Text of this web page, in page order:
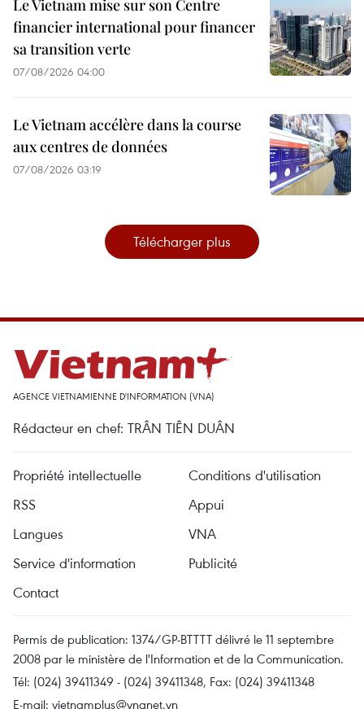
Le Vietnam mise sur son Centre
financier international pour financer
sa transition verte
07/08/2026 04:00
Le Vietnam accélère dans la course
aux centres de données
07/08/2026 03:19
Télécharger plus
AGENCE VIETNAMIENNE D'INFORMATION (VNA)
Rédacteur en chef: TRÂN TIÊN DUÂN
Propriété intellectuelle
Conditions d'utilisation
RSS
Appui
Langues
VNA
Service d'information
Publicité
Contact
Permis de publication: 1374/GP-BTTTT délivré le 11 septembre
2008 par le ministère de l'Information et de la Communication.
Tél: (024) 39411349 - (024) 39411348, Fax: (024) 39411348
E-mail: vietnamplus@vnanet.vn